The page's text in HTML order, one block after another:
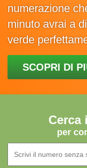
numerazione
minuto avrai a
verde
SCOPRI DI
Cerca
per